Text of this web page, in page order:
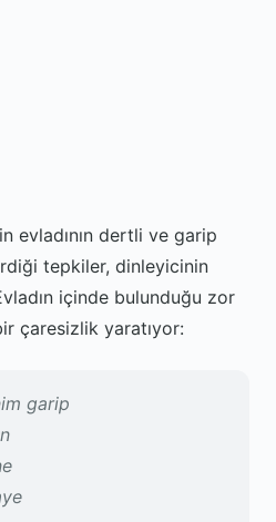
evladının dertli ve garip
tepkiler, dinleyicinin
içinde bulunduğu zor
çaresizlik yaratıyor:
garip